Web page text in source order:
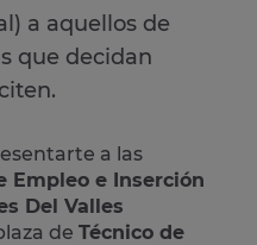
a aquellos de
que decidan
a las
Empleo e Inserción
Del Valles
de Técnico de